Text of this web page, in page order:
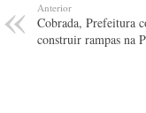
Anterior
Cobrada, Prefeitura
construir rampas na